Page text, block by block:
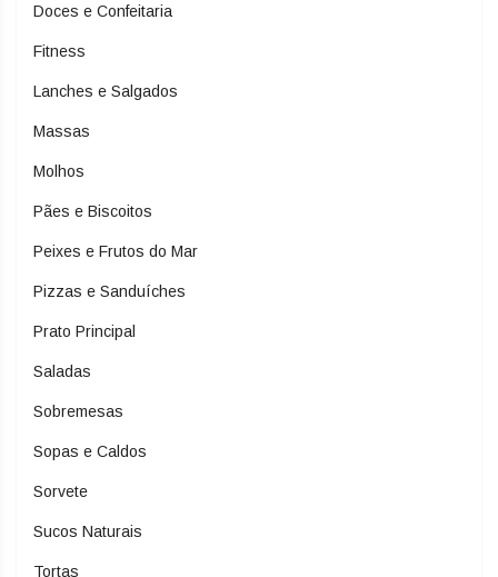
Doces e Confeitaria
Fitness
Lanches e Salgados
Massas
Molhos
Pães e Biscoitos
Peixes e Frutos do Mar
Pizzas e Sanduíches
Prato Principal
Saladas
Sobremesas
Sopas e Caldos
Sorvete
Sucos Naturais
Tortas